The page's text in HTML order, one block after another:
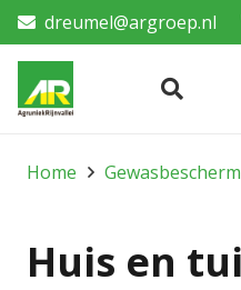
dreumel@argroep.nl
Home
Huis en